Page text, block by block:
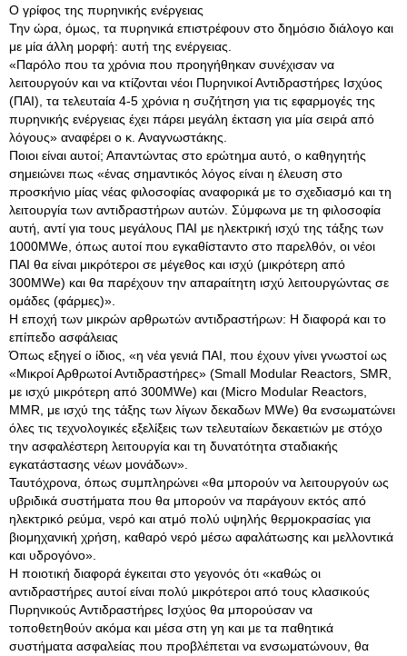
Ο γρίφος της πυρηνικής ενέργειας
Την ώρα, όμως, τα πυρηνικά επιστρέφουν στο δημόσιο διάλογο και
με μία άλλη μορφή: αυτή της ενέργειας.
«Παρόλο που τα χρόνια που προηγήθηκαν συνέχισαν να
λειτουργούν και να κτίζονται νέοι Πυρηνικοί Αντιδραστήρες Ισχύος
(ΠΑΙ), τα τελευταία 4-5 χρόνια η συζήτηση για τις εφαρμογές της
πυρηνικής ενέργειας έχει πάρει μεγάλη έκταση για μία σειρά από
λόγους» αναφέρει ο κ. Αναγνωστάκης.
Ποιοι είναι αυτοί; Απαντώντας στο ερώτημα αυτό, ο καθηγητής
σημειώνει πως «ένας σημαντικός λόγος είναι η έλευση στο
προσκήνιο μίας νέας φιλοσοφίας αναφορικά με το σχεδιασμό και τη
λειτουργία των αντιδραστήρων αυτών. Σύμφωνα με τη φιλοσοφία
αυτή, αντί για τους μεγάλους ΠΑΙ με ηλεκτρική ισχύ της τάξης των
1000MWe, όπως αυτοί που εγκαθίσταντο στο παρελθόν, οι νέοι
ΠΑΙ θα είναι μικρότεροι σε μέγεθος και ισχύ (μικρότερη από
300MWe) και θα παρέχουν την απαραίτητη ισχύ λειτουργώντας σε
ομάδες (φάρμες)».
Η εποχή των μικρών αρθρωτών αντιδραστήρων: Η διαφορά και το
επίπεδο ασφάλειας
Όπως εξηγεί ο ίδιος, «η νέα γενιά ΠΑΙ, που έχουν γίνει γνωστοί ως
«Μικροί Αρθρωτοί Αντιδραστήρες» (Small Modular Reactors, SMR,
με ισχύ μικρότερη από 300MWe) και (Micro Modular Reactors,
MMR, με ισχύ της τάξης των λίγων δεκαδων MWe) θα ενσωματώνει
όλες τις τεχνολογικές εξελίξεις των τελευταίων δεκαετιών με στόχο
την ασφαλέστερη λειτουργία και τη δυνατότητα σταδιακής
εγκατάστασης νέων μονάδων».
Ταυτόχρονα, όπως συμπληρώνει «θα μπορούν να λειτουργούν ως
υβριδικά συστήματα που θα μπορούν να παράγουν εκτός από
ηλεκτρικό ρεύμα, νερό και ατμό πολύ υψηλής θερμοκρασίας για
βιομηχανική χρήση, καθαρό νερό μέσω αφαλάτωσης και μελλοντικά
και υδρογόνο».
Η ποιοτική διαφορά έγκειται στο γεγονός ότι «καθώς οι
αντιδραστήρες αυτοί είναι πολύ μικρότεροι από τους κλασικούς
Πυρηνικούς Αντιδραστήρες Ισχύος θα μπορούσαν να
τοποθετηθούν ακόμα και μέσα στη γη και με τα παθητικά
συστήματα ασφαλείας που προβλέπεται να ενσωματώνουν, θα